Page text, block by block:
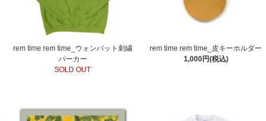
rem time rem time_ウォンバット刺繍
パーカー
SOLD OUT
rem time rem time_皮キーホルダー
1,000円(税込)